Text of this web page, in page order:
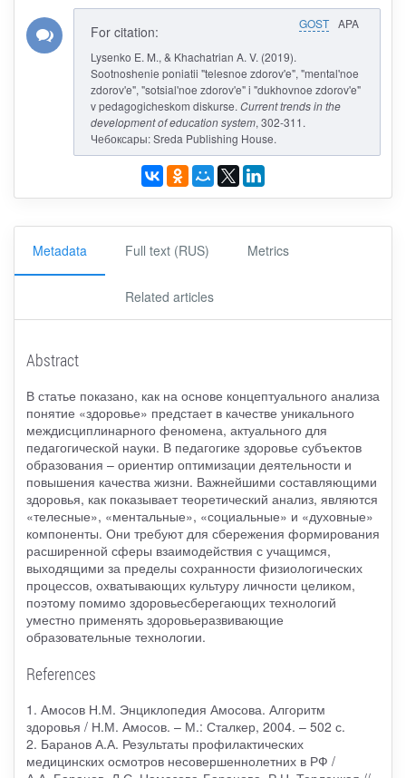
GOST APA
For citation:
Lysenko E. M., & Khachatrian A. V. (2019).
Sootnoshenie poniatii "telesnoe zdorov'e", "mental'noe
zdorov'e", "sotsial'noe zdorov'e" i "dukhovnoe zdorov'e"
v pedagogicheskom diskurse. Current trends in the
development of education system, 302-311.
Чебоксары: Sreda Publishing House.
Metadata Full text (RUS) Metrics
Related articles
Abstract
В статье показано, как на основе концептуального анализа
понятие «здоровье» предстает в качестве уникального
междисциплинарного феномена, актуального для
педагогической науки. В педагогике здоровье субъектов
образования – ориентир оптимизации деятельности и
повышения качества жизни. Важнейшими составляющими
здоровья, как показывает теоретический анализ, являются
«телесные», «ментальные», «социальные» и «духовные»
компоненты. Они требуют для сбережения формирования
расширенной сферы взаимодействия с учащимся,
выходящими за пределы сохранности физиологических
процессов, охватывающих культуру личности целиком,
поэтому помимо здоровьесберегающих технологий
уместно применять здоровьеразвивающие
образовательные технологии.
References
1. Амосов Н.М. Энциклопедия Амосова. Алгоритм
здоровья / Н.М. Амосов. – М.: Сталкер, 2004. – 502 с.
2. Баранов А.А. Результаты профилактических
медицинских осмотров несовершеннолетних в РФ /